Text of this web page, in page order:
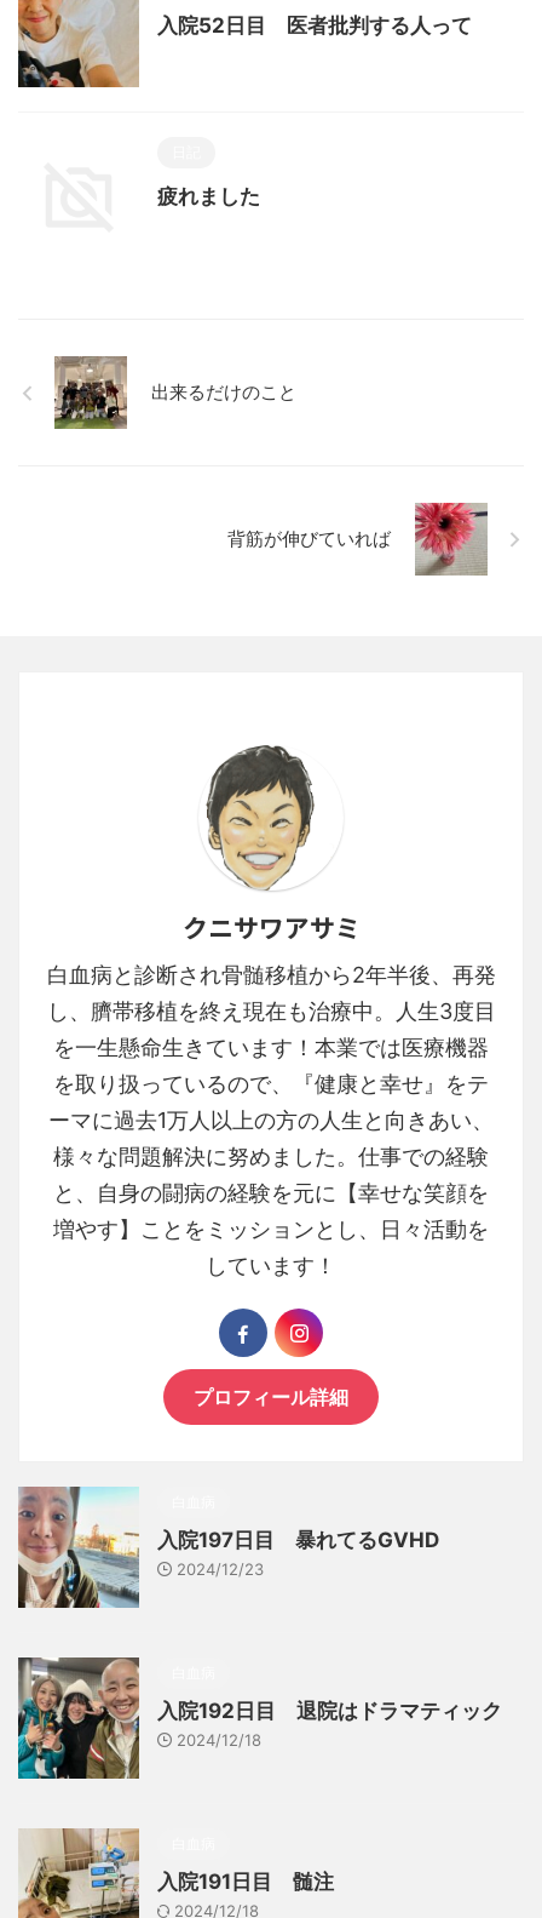
入院52日目 医者批判する人って
疲れました
出来るだけのこと
背筋が伸びていれば
クニサワアサミ
白血病と診断され骨髄移植から2年半後、再発
し、臍帯移植を終え現在も治療中。人生3度目
を一生懸命生きています！本業では医療機器
を取り扱っているので、『健康と幸せ』をテ
ーマに過去1万人以上の方の人生と向きあい、
様々な問題解決に努めました。仕事での経験
と、自身の闘病の経験を元に【幸せな笑顔を
増やす】ことをミッションとし、日々活動を
しています！
プロフィール詳細
入院197日目 暴れてるGVHD
2024/12/23
入院192日目 退院はドラマティック
2024/12/18
入院191日目 髄注
2024/12/18